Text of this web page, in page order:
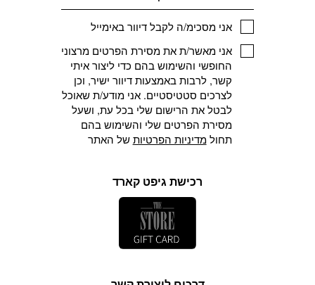
אני מסכימ/ה לקבל דיוור באימייל
אני מאשר/ת את מסירת הפרטים מרצוני
החופשי והשימוש בהם כדי ליצור איתי
קשר, לרבות באמצעות דיוור ישיר, וכן
לצרכים סטטיסטיים. אני מודע/ת שאוכל
לבטל את הרישום שלי בכל עת, ושעל
מסירת הפרטים שלי והשימוש בהם
תחולמדיניות הפרטיותשל האתר
רכישת גיפט קארד